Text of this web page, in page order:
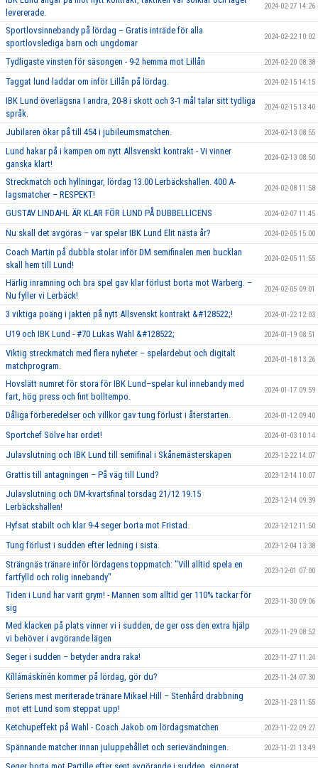
levererade.
2024-02-27 14:26
Sportlovsinnebandy på lördag – Gratis inträde för alla
sportlovslediga barn och ungdomar
2024-02-22 10:02
Tydligaste vinsten för säsongen - 9-2 hemma mot Lillån 2024-02-20 08:38
Taggat lund laddar om inför Lillån på lördag. 2024-02-15 14:15
IBK Lund överlägsna I andra, 20-8 i skott och 3-1 mål talar sitt tydliga
språk.
2024-02-15 13:40
Jubilaren ökar på till 454 i jubileumsmatchen. 2024-02-13 08:55
Lund hakar på i kampen om nytt Allsvenskt kontrakt - Vi vinner
ganska klart!
2024-02-13 08:50
Streckmatch och hyllningar, lördag 13.00 Lerbäckshallen. 400 A-
lagsmatcher – RESPEKT!
2024-02-08 11:58
GUSTAV LINDAHL ÄR KLAR FÖR LUND PÅ DUBBELLICENS 2024-02-07 11:45
Nu skall det avgöras – var spelar IBK Lund Elit nästa år? 2024-02-05 15:00
Coach Martin på dubbla stolar inför DM semifinalen men bucklan
skall hem till Lund!
2024-02-05 11:55
Härlig inramning och bra spel gav klar förlust borta mot Warberg. –
Nu fyller vi Lerbäck!
2024-02-05 09:01
3 viktiga poäng i jakten på nytt Allsvenskt kontrakt &#128522;! 2024-01-22 12:03
U19 och IBK Lund - #70 Lukas Wahl &#128522; 2024-01-19 08:51
Viktig streckmatch med flera nyheter – spelardebut och digitalt
matchprogram.
2024-01-18 13:26
Hovslätt numret för stora för IBK Lund–spelar kul innebandy med
fart, hög press och fint bolltempo.
2024-01-17 09:59
Dåliga förberedelser och villkor gav tung förlust i återstarten. 2024-01-12 09:40
Sportchef Sölve har ordet! 2024-01-03 10:14
Julavslutning och IBK Lund till semifinal i Skånemästerskapen 2023-12-22 14:07
Grattis till antagningen – På väg till Lund? 2023-12-14 10:07
Julavslutning och DM-kvartsfinal torsdag 21/12 19.15
Lerbäckshallen!
2023-12-14 09:39
Hyfsat stabilt och klar 9-4 seger borta mot Fristad. 2023-12-12 11:50
Tung förlust i sudden efter ledning i sista. 2023-12-04 13:38
Strängnäs tränare inför lördagens toppmatch: "Vill alltid spela en
fartfylld och rolig innebandy"
2023-12-01 07:00
Tiden i Lund har varit grym! - Mannen som alltid ger 110% tackar för
sig
2023-11-30 09:06
Med klacken på plats vinner vi i sudden, de ger oss den extra hjälp
vi behöver i avgörande lägen
2023-11-29 08:52
Seger i sudden – betyder andra raka! 2023-11-27 11:24
Kíllámáskínén kommer på lördag, gör du? 2023-11-24 07:30
Seriens mest meriterade tränare Mikael Hill – Stenhård drabbning
mot ett Lund som steppat upp!
2023-11-23 11:55
Ketchupeffekt på Wahl - Coach Jakob om lördagsmatchen 2023-11-22 09:27
Spännande matcher innan juluppehållet och serievändningen. 2023-11-21 13:49